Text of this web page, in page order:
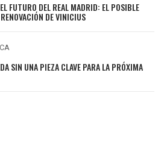
FUTURO DEL REAL MADRID: EL POSIBLE
DE VINICIUS
SIN UNA PIEZA CLAVE PARA LA PRÓXIMA